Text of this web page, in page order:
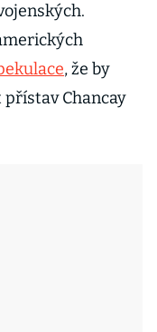
, že by
Chancay